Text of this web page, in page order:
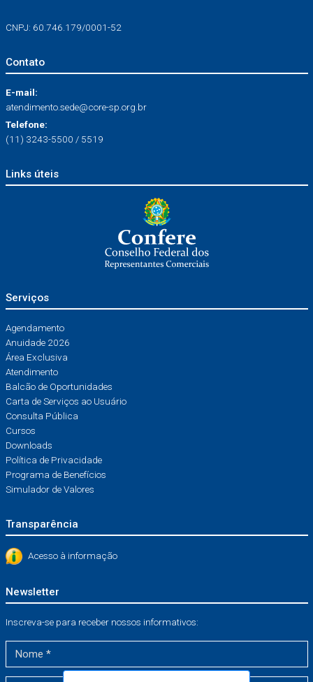
CNPJ: 60.746.179/0001-52
Contato
E-mail:
atendimento.sede@core-sp.org.br
Telefone:
(11) 3243-5500 / 5519
Links úteis
Serviços
Agendamento
Anuidade 2026
Área Exclusiva
Atendimento
Balcão de Oportunidades
Carta de Serviços ao Usuário
Consulta Pública
Cursos
Downloads
Política de Privacidade
Programa de Benefícios
Simulador de Valores
Transparência
Acesso à informação
Newsletter
Inscreva-se para receber nossos informativos: